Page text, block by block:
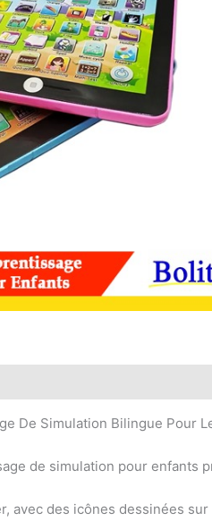
De Simulation Bilingue Pour
de simulation pour enfants
avec des icônes dessinées